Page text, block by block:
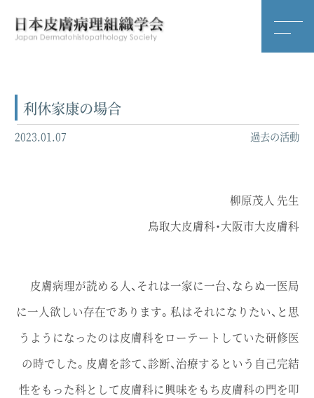
利休家康の場合
2023.01.07 過去の活動
柳原茂人 先生
鳥取大皮膚科・大阪市大皮膚科
皮膚病理が読める人、それは一家に一台、ならぬ一医局
に一人欲しい存在であります。私はそれになりたい、と思
うようになったのは皮膚科をローテートしていた研修医
の時でした。皮膚を診て、診断、治療するという自己完結
性をもった科として皮膚科に興味をもち皮膚科の門を叩